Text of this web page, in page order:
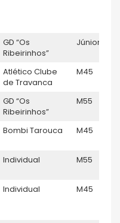
GD “Os
Ribeirinhos”
Júnior M
Atlético Clube
de Travanca
M45
GD “Os
Ribeirinhos”
M55
Bombi Tarouca M45
Individual M55
Individual M45